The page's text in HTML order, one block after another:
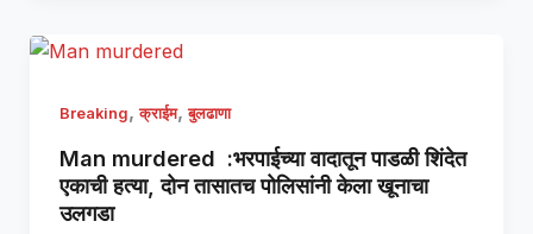
Breaking,क्राईम,बुलढाणा
Man murdered :भरपाईच्या वादातून पाडळी शिंदेत
एकाची हत्या, दोन तासातच पोलिसांनी केला खूनाचा
उलगडा